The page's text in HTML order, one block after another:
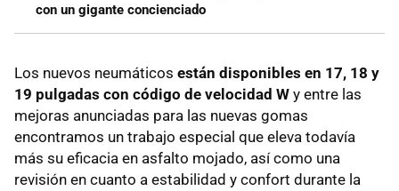
con un gigante concienciado
Los nuevos neumáticos están disponibles en 17, 18 y
19 pulgadas con código de velocidad W y entre las
mejoras anunciadas para las nuevas gomas
encontramos un trabajo especial que eleva todavía
más su eficacia en asfalto mojado, así como una
revisión en cuanto a estabilidad y confort durante la